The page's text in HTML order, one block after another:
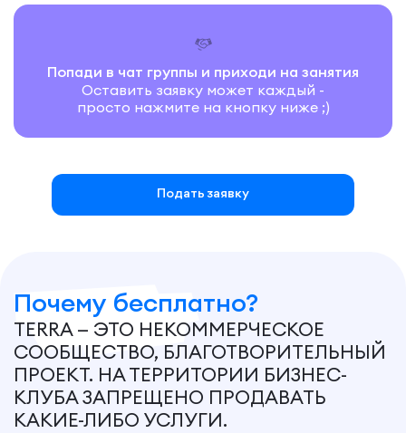
Попади в чат группы и приходи на занятия
Оставить заявку может каждый -
просто нажмите на кнопку ниже ;)
Подать заявку
Почему бесплатно?
TERRA — ЭТО НЕКОММЕРЧЕСКОЕ
СООБЩЕСТВО, БЛАГОТВОРИТЕЛЬНЫЙ
ПРОЕКТ. НА ТЕРРИТОРИИ БИЗНЕС-
КЛУБА ЗАПРЕЩЕНО ПРОДАВАТЬ
КАКИЕ-ЛИБО УСЛУГИ.